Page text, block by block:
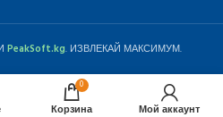
PeakSoft.kg. ИЗВЛЕКАЙ МАКСИМУМ.
0
Корзина Мой аккаунт